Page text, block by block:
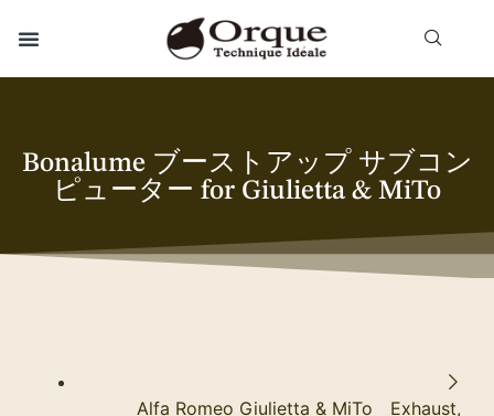
Bonalume ブーストアップ サブコン
ピューター for Giulietta & MiTo
Alfa Romeo Giulietta & MiTo Exhaust,